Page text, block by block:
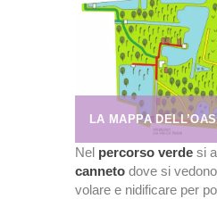
LA MAPPA
Nel percorso verde si
canneto dove si
volare e nidificare per